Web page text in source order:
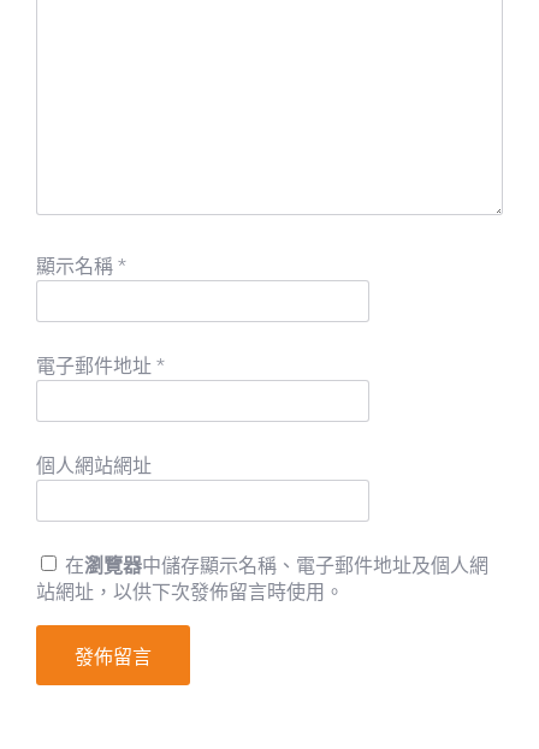
顯示名稱 *
電子郵件地址 *
個人網站網址
在瀏覽器中儲存顯示名稱、電子郵件地址及個人網
站網址，以供下次發佈留言時使用。